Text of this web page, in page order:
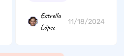
Estrella
López
11/18/2024